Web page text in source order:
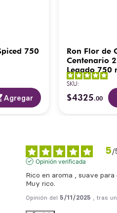
750
Agregar
Ron Flor de
Centenario
Legado 750
Copas
SKU:
$4325.00
5/
Opinión verificada
Rico en aroma , suave para
Muy rico.
Opinión del5/11/2025 , tras